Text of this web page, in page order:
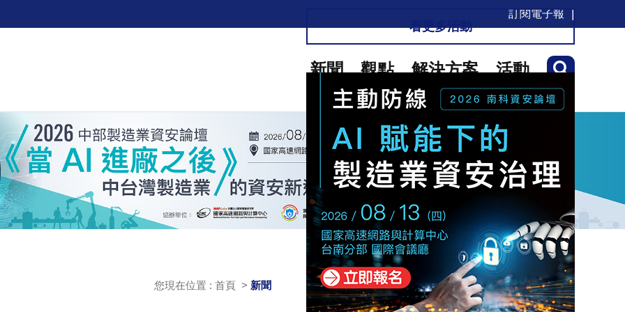
訂閱電子報
新聞 觀點 解決方案 活動
您現在位置 : 首頁 > 新聞
看更多活動